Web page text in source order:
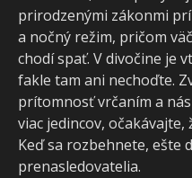
prirodzenými zákonmi
a nočný režim, pričom
chodí spať. V divočine je
fakle tam ani nechoďte.
prítomnosť vrčaním a
viac jedincov,
Keď sa rozbehnete, ešte
prenasledovatelia.